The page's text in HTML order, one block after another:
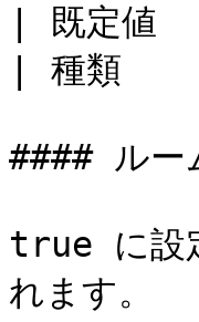
| 既定
| 種類
#### ルー
true に設
れます。